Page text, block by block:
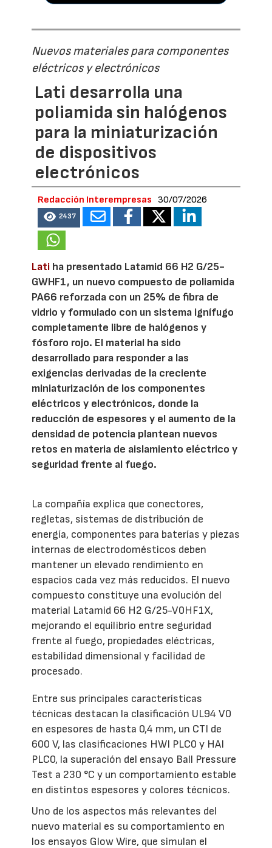
Nuevos materiales para componentes
eléctricos y electrónicos
Lati desarrolla una
poliamida sin halógenos
para la miniaturización
de dispositivos
electrónicos
Redacción Interempresas 30/07/2026
2437
Lati ha presentado Latamid 66 H2 G/25-
GWHF1, un nuevo compuesto de poliamida
PA66 reforzada con un 25% de fibra de
vidrio y formulado con un sistema ignífugo
completamente libre de halógenos y
fósforo rojo. El material ha sido
desarrollado para responder a las
exigencias derivadas de la creciente
miniaturización de los componentes
eléctricos y electrónicos, donde la
reducción de espesores y el aumento de la
densidad de potencia plantean nuevos
retos en materia de aislamiento eléctrico y
seguridad frente al fuego.
La compañía explica que conectores,
regletas, sistemas de distribución de
energía, componentes para baterías y piezas
internas de electrodomésticos deben
mantener un elevado rendimiento en
espacios cada vez más reducidos. El nuevo
compuesto constituye una evolución del
material Latamid 66 H2 G/25-V0HF1X,
mejorando el equilibrio entre seguridad
frente al fuego, propiedades eléctricas,
estabilidad dimensional y facilidad de
procesado.
Entre sus principales características
técnicas destacan la clasificación UL94 V0
en espesores de hasta 0,4 mm, un CTI de
600 V, las clasificaciones HWI PLC0 y HAI
PLC0, la superación del ensayo Ball Pressure
Test a 230 °C y un comportamiento estable
en distintos espesores y colores técnicos.
Uno de los aspectos más relevantes del
nuevo material es su comportamiento en
los ensayos Glow Wire, que simulan el